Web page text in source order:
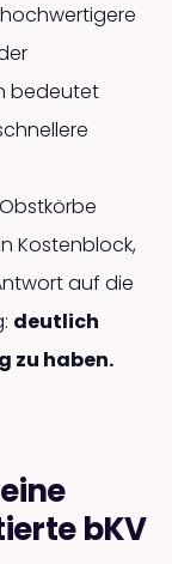
bedeutet
Kostenblock,
auf die
deutlich
zu haben.
bKV